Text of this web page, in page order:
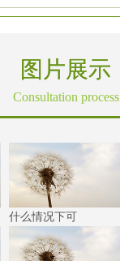
图片展示
Consultation process
什么情况下可